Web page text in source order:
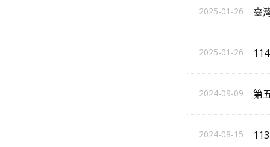
2025-01-26 臺
2025-01-26
2024-09-09 第
2024-08-15